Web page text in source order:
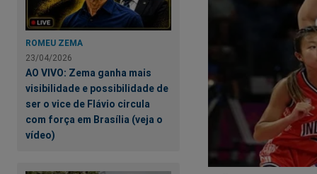
ROMEU ZEMA
23/04/2026
AO VIVO: Zema ganha mais
visibilidade e possibilidade de
ser o vice de Flávio circula
com força em Brasília (veja o
vídeo)
ter limites! O
aquele pleito
um
link abaixo para
https://
cena-do-crime
O próprio Bolsonaro